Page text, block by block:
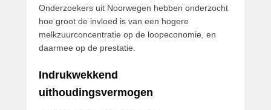
Onderzoekers uit Noorwegen hebben onderzocht
hoe groot de invloed is van een hogere
melkzuurconcentratie op de loopeconomie, en
daarmee op de prestatie.
Indrukwekkend
uithoudingsvermogen